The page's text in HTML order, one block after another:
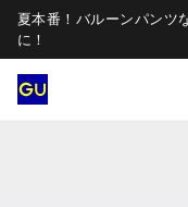
夏本番！バルーンパンツ
に！